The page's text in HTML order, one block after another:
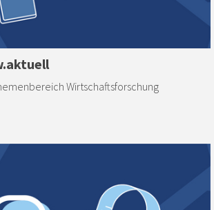
Wirtschaftsforschung